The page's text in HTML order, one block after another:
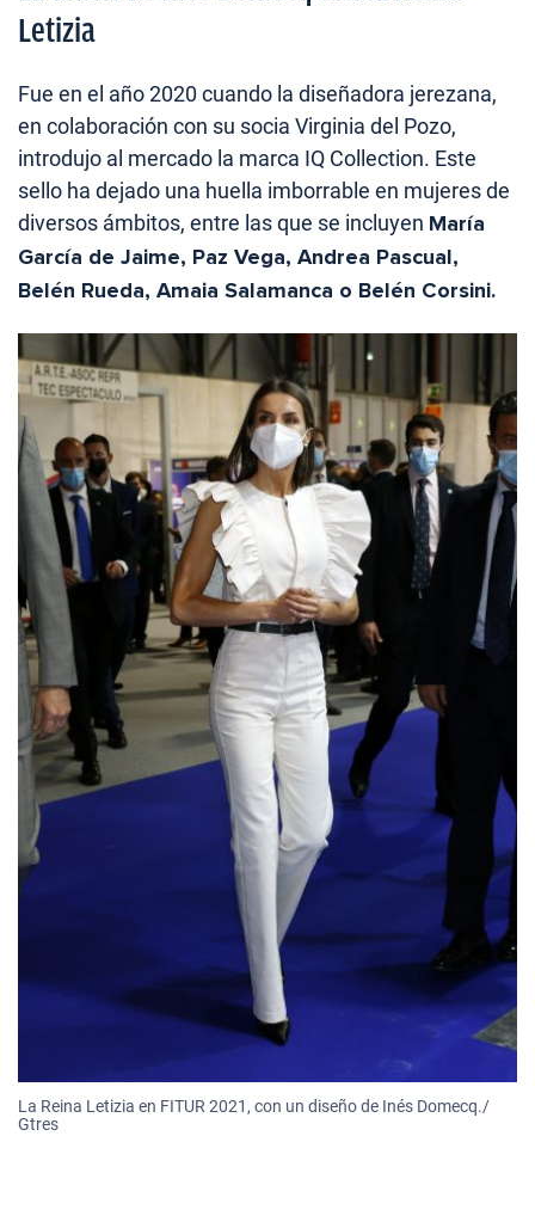
Letizia
Fue en el año 2020 cuando la diseñadora jerezana,
en colaboración con su socia Virginia del Pozo,
introdujo al mercado la marca IQ Collection. Este
sello ha dejado una huella imborrable en mujeres de
diversos ámbitos, entre las que se incluyen María
García de Jaime, Paz Vega, Andrea Pascual,
Belén Rueda, Amaia Salamanca o Belén Corsini.
La Reina Letizia en FITUR 2021, con un diseño de Inés Domecq./
Gtres